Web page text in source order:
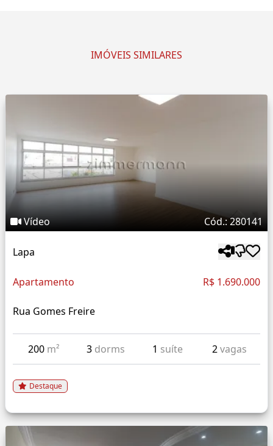
IMÓVEIS SIMILARES
Vídeo Cód.: 280141
Lapa
Apartamento R$ 1.690.000
Rua Gomes Freire
200 m² 3 dorms 1 suíte 2vagas
Destaque